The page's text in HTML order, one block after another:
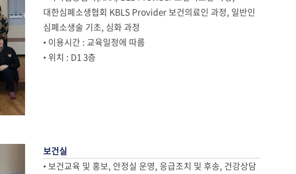
대한심폐소생협회 KBLS Provider 보건의료인 과정, 일반인
심폐소생술 기초, 심화 과정
• 이용시간 : 교육일정에 따름
• 위치 : D1 3층
보건실
• 보건교육 및 홍보, 안정실 운영, 응급조치 및 후송, 건강상담